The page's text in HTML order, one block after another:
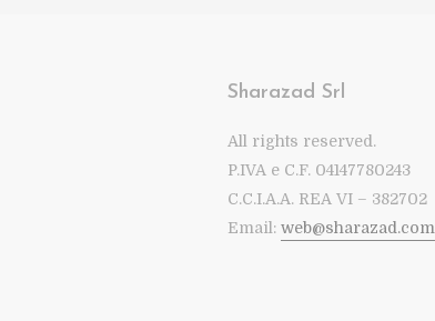
Sharazad Srl
All rights reserved.
P.IVA e C.F. 04147780243
C.C.I.A.A. REA VI – 382702
Email: web@sharazad.com